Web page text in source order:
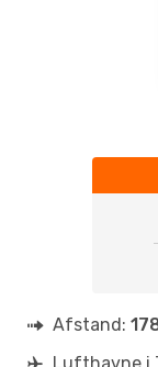
Afstand: